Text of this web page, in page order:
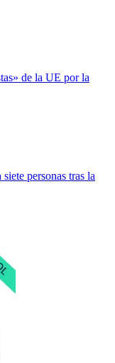
de la UE por la
personas tras la